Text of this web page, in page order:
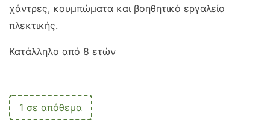
χάντρες, κουμπώματα και βοηθητικό εργαλείο
πλεκτικής.
Κατάλληλο από 8 ετών
1 σε απόθεμα